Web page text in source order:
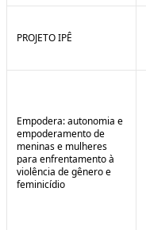
PROJETO IPÊ
Empodera: autonomia e
empoderamento de
meninas e mulheres
para enfrentamento à
violência de gênero e
feminicídio